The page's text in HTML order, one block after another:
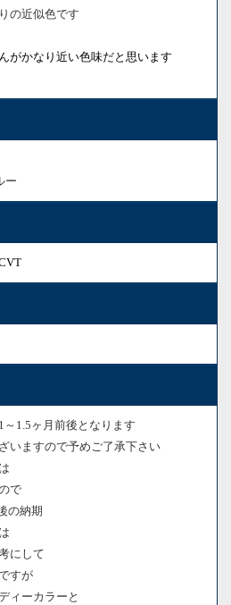
の近似色です
がかなり近い色味だと思います
ー
～1.5ヶ月前後となります
いますので予めご了承下さい
で
の納期
にして
すが
ィーカラーと